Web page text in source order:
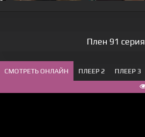
Плен 91
СМОТРЕТЬ ОНЛАЙН ПЛЕЕР 2 ПЛЕЕР 3